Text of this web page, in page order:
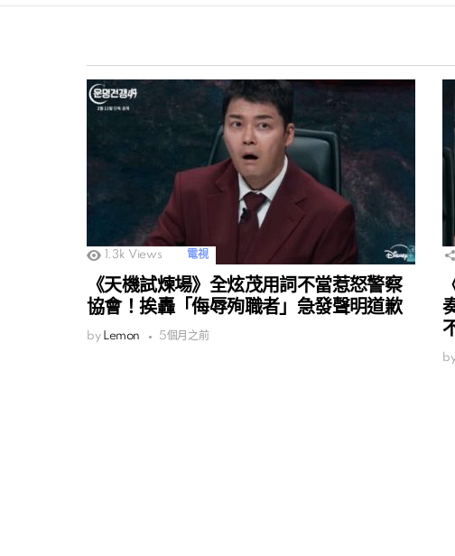
1.3k Views 電視
《天機試煉場》全炫茂用詞不當惹怒警察
協會！挨轟「侮辱殉職者」急發聲明道歉
by Lemon 5個月之前